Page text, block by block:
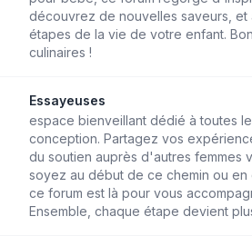
découvrez de nouvelles saveurs,
étapes de la vie de votre enfant.
culinaires !
Essayeuses
espace bienveillant dédié à toutes
conception. Partagez vos
du soutien auprès d'autres femmes
soyez au début de ce chemin ou
ce forum est là pour vous
Ensemble, chaque étape devient